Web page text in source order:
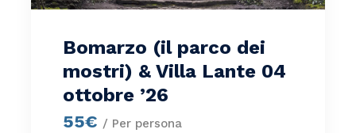
Bomarzo (il parco dei
mostri) & Villa Lante 04
ottobre ’26
55€ / Per persona